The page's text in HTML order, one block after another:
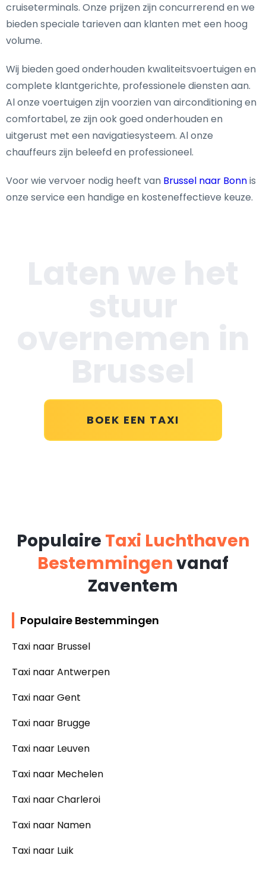
cruiseterminals. Onze prijzen zijn concurrerend en we
bieden speciale tarieven aan klanten met een hoog
volume.
Wij bieden goed onderhouden kwaliteitsvoertuigen en
complete klantgerichte, professionele diensten aan.
Al onze voertuigen zijn voorzien van airconditioning en
comfortabel, ze zijn ook goed onderhouden en
uitgerust met een navigatiesysteem. Al onze
chauffeurs zijn beleefd en professioneel.
Voor wie vervoer nodig heeft van Brussel naar Bonnis
onze service een handige en kosteneffectieve keuze.
BOEK EEN TAXI
Populaire Taxi Luchthaven
Bestemmingenvanaf
Zaventem
Populaire Bestemmingen
Taxi naar Brussel
Taxi naar Antwerpen
Taxi naar Gent
Taxi naar Brugge
Taxi naar Leuven
Taxi naar Mechelen
Taxi naar Charleroi
Taxi naar Namen
Taxi naar Luik